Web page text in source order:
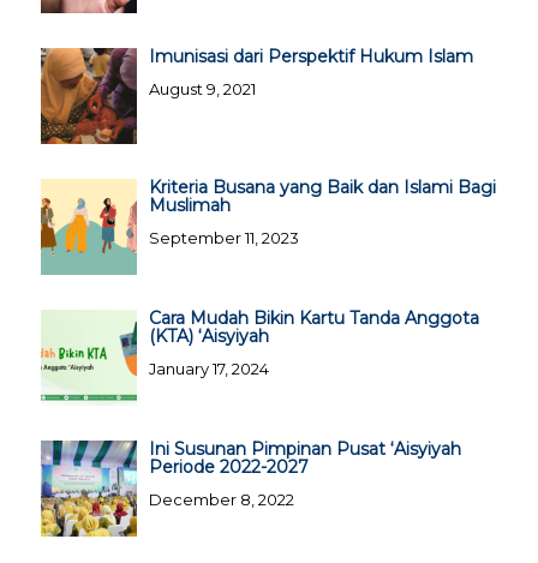
Imunisasi dari Perspektif Hukum Islam
August 9, 2021
Kriteria Busana yang Baik dan Islami Bagi
Muslimah
September 11, 2023
Cara Mudah Bikin Kartu Tanda Anggota
(KTA) ‘Aisyiyah
January 17, 2024
Ini Susunan Pimpinan Pusat ‘Aisyiyah
Periode 2022-2027
December 8, 2022